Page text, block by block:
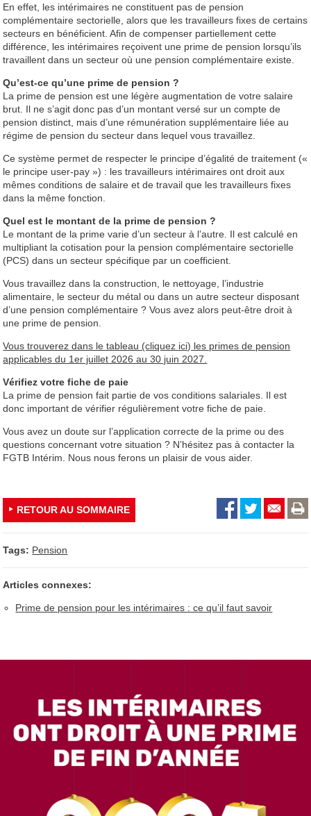
En effet, les intérimaires ne constituent pas de pension
complémentaire sectorielle, alors que les travailleurs fixes de certains
secteurs en bénéficient. Afin de compenser partiellement cette
différence, les intérimaires reçoivent une prime de pension lorsqu’ils
travaillent dans un secteur où une pension complémentaire existe.
Qu’est-ce qu’une prime de pension ?
La prime de pension est une légère augmentation de votre salaire
brut. Il ne s’agit donc pas d’un montant versé sur un compte de
pension distinct, mais d’une rémunération supplémentaire liée au
régime de pension du secteur dans lequel vous travaillez.
Ce système permet de respecter le principe d’égalité de traitement («
le principe user-pay ») : les travailleurs intérimaires ont droit aux
mêmes conditions de salaire et de travail que les travailleurs fixes
dans la même fonction.
Quel est le montant de la prime de pension ?
Le montant de la prime varie d’un secteur à l’autre. Il est calculé en
multipliant la cotisation pour la pension complémentaire sectorielle
(PCS) dans un secteur spécifique par un coefficient.
Vous travaillez dans la construction, le nettoyage, l’industrie
alimentaire, le secteur du métal ou dans un autre secteur disposant
d’une pension complémentaire ? Vous avez alors peut-être droit à
une prime de pension.
Vous trouverez dans le tableau (cliquez ici) les primes de pension
applicables du 1er juillet 2026 au 30 juin 2027.
Vérifiez votre fiche de paie
La prime de pension fait partie de vos conditions salariales. Il est
donc important de vérifier régulièrement votre fiche de paie.
Vous avez un doute sur l’application correcte de la prime ou des
questions concernant votre situation ? N’hésitez pas à contacter la
FGTB Intérim. Nous nous ferons un plaisir de vous aider.
RETOUR AU SOMMAIRE
Tags: Pension
Articles connexes:
Prime de pension pour les intérimaires : ce qu’il faut savoir